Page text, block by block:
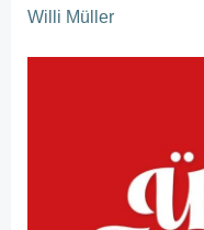
Willi Müller